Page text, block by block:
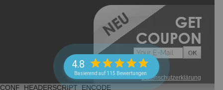
4.8
Basierend auf 115 Bewertungen
->Datenschutzerklärung
CONF_HEADERSCRIPT_ENCODE